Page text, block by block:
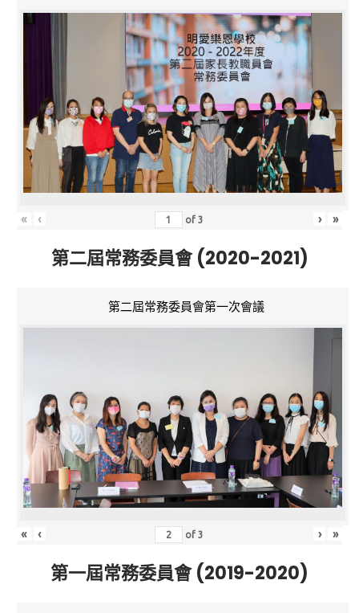
« ‹ of3 › »
第二屆常務委員會 (2020-2021)
第二屆常務委員會第一次會議
« ‹ of3 › »
第一屆常務委員會 (2019-2020)